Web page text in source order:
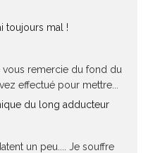
toujours mal !
remercie du fond du
effectué pour mettre...
du long adducteur
un peu.... Je souffre